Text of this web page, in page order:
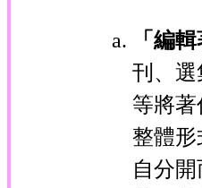
「編
刊、選
等將著
整體形
自分